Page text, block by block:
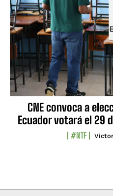
CNE convoca a
Ecuador votará el 29
#NTF